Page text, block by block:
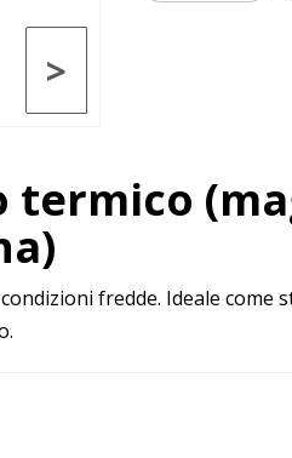
>
termico
fredde. Ideale